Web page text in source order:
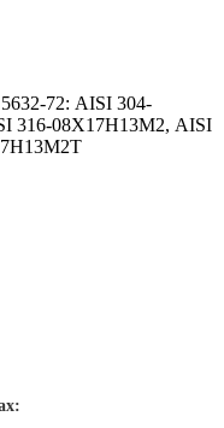
72: AISI 304-
316-08Х17Н13М2, AISI